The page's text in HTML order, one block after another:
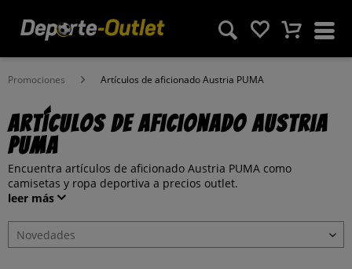
Promociones Artículos de aficionado Austria PUMA
Artículos de aficionado Austria
PUMA
Encuentra artículos de aficionado Austria PUMA como
camisetas y ropa deportiva a precios outlet.
leer más